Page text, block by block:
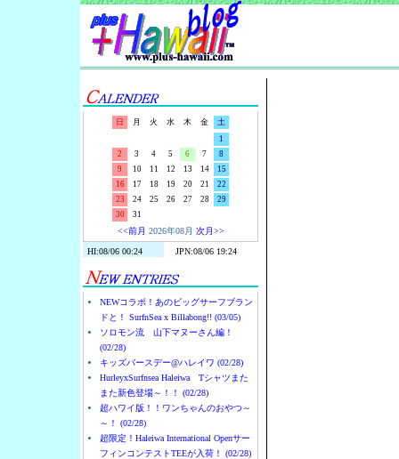
日 月 火 水 木 金
土
1
2
3 4 5 6 7
8
9
10 11 12 13 14
15
16
17 18 19 20 21
22
23
24 25 26 27 28
29
30
31
<<前月 2026年08月 次月>>
NEWコラボ！あのビッグサーフブラン
ドと！ SurfnSea x Billabong!! (03/05)
ソロモン流 山下マヌーさん編！
(02/28)
キッズバースデー@ハレイワ (02/28)
HurleyxSurfnsea Haleiwa Tシャツまた
また新色登場～！！ (02/28)
超ハワイ版！！ワンちゃんのおやつ～
～！ (02/28)
超限定！Haleiwa International Openサー
フィンコンテストTEEが入荷！ (02/28)